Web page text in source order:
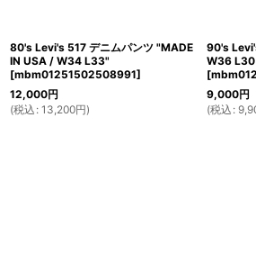
80's Levi's 517 デニムパンツ "MADE
IN USA / W34 L33"
[mbm01251502508991]
12,000円
(税込 : 13,200円)
90's
W36 L30
[
9,000円
(税込 :